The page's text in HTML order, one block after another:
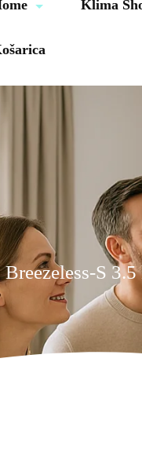
Klima
S